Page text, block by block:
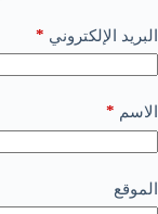
البريد الإلكتروني *
الاسم *
الموقع